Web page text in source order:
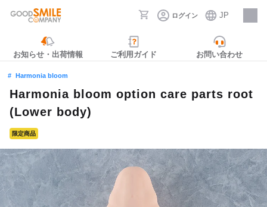
ログイン JP
採用情報
お知らせ・出荷情報 ご利用ガイド お問い合わせ
Harmonia bloom
Harmonia bloom option care parts root
(Lower body)
限定商品